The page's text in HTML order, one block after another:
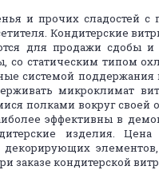
и прочих сладостей
Кондитерские
для продажи сдобы и
со статическим типом
системой
микроклимат
полками вокруг своей
эффективны в
изделия.
декорирующих
заказе кондитерской